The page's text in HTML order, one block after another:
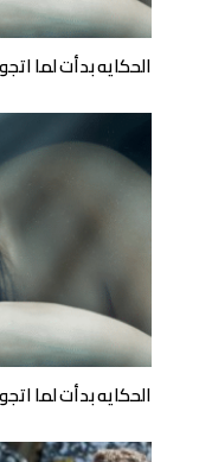
الحكايه بدأت لما
الحكايه بدأت لما